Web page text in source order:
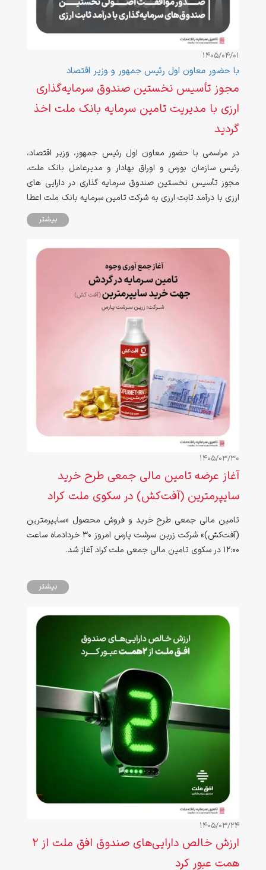
1405/04/01
با حضور معاون اول رئیس جمهور و وزیر اقتصاد
مجوز تأسیس نخستین صندوق سرمایه‌گذاری
ارزی با مدیریت تامین سرمایه بانک ملت اخذ
گردید
در مراسمی با حضور معاون اول رئیس جمهور، وزیر اقتصاد،
رئیس سازمان بورس و اوراق بهادار و مدیرعامل بانک ملت،
مجوز تأسیس نخستین صندوق سرمایه ‏گذاری در دارایی‏ های
ارزی با درآمد ثابت ارزی به شرکت تامین سرمایه بانک ملت اعطا
بیشتر
1405/03/30
آغاز عرضه تامین مالی جمعی طرح خرید
سایپرمترین (آفت‌کش) در سکوی ملت کراد
تامین مالی جمعی طرح خرید و فروش محصول «سایپرمترین
(آفت‌کش)» شرکت زرین سرشت پارس امروز ۳۰ خردادماه ساعت
۱۲:۰۰ در سکوی تامین مالی جمعی ملت کراد آغاز شد.
بیشتر
1405/03/24
ارزش خالص دارایی‌های صندوق افق ملت از ۲
همت عبور کرد